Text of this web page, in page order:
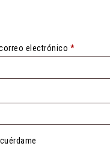
electrónico *Obligatorio